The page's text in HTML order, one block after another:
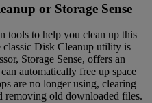
or Storage Sense
tools to help you clean up this
Disk Cleanup utility is
Storage Sense, offers an
automatically free up space
are no longer using, clearing
removing old downloaded files.